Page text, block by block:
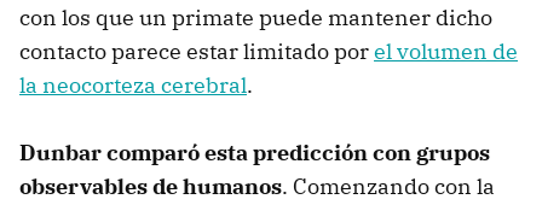
con los que un primate puede mantener dicho
contacto parece estar limitado porel volumen de
la neocorteza cerebral.
Dunbar comparó esta predicción con grupos
observables de humanos. Comenzando con la